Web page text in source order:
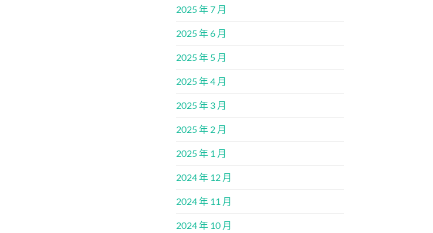
2025 年 7 月
2025 年 6 月
2025 年 5 月
2025 年 4 月
2025 年 3 月
2025 年 2 月
2025 年 1 月
2024 年 12 月
2024 年 11 月
2024 年 10 月